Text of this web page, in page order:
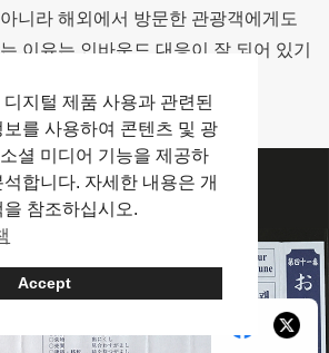
지털 제품 사용과 관련된
를 사용하여 콘텐츠 및 광
셜 미디어 기능을 제공하
합니다. 자세한 내용은 개
참조하십시오.
Accept
니라 해외에서 방문한 관광객에게도
이유는 인바운드 대응이 잘 되어 있기